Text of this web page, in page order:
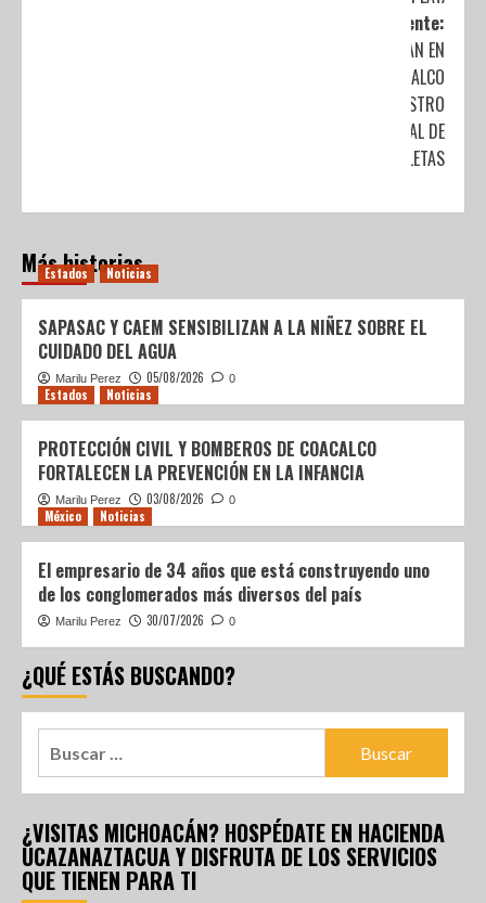
Siguiente:
INICIAN EN
COACALCO
REGISTRO
MUNICIPAL DE
MOTOCICLETAS
Más historias
Estados Noticias
SAPASAC Y CAEM SENSIBILIZAN A LA NIÑEZ SOBRE EL
CUIDADO DEL AGUA
Marilu Perez 05/08/2026 0
Estados Noticias
PROTECCIÓN CIVIL Y BOMBEROS DE COACALCO
FORTALECEN LA PREVENCIÓN EN LA INFANCIA
Marilu Perez 03/08/2026 0
México Noticias
El empresario de 34 años que está construyendo uno
de los conglomerados más diversos del país
Marilu Perez 30/07/2026 0
¿QUÉ ESTÁS BUSCANDO?
¿VISITAS MICHOACÁN? HOSPÉDATE EN HACIENDA
UCAZANAZTACUA Y DISFRUTA DE LOS SERVICIOS
QUE TIENEN PARA TI